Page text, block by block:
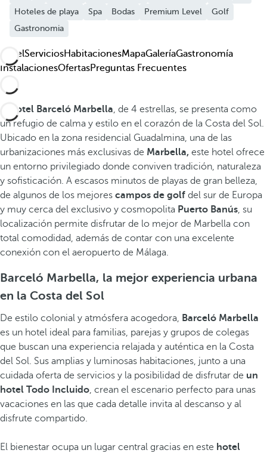
Hoteles de playa
Spa Bodas Premium Level
Golf
Gastronomia
HotelServiciosHabitacionesMapaGaleríaGastronomía
InstalacionesOfertasPreguntas Frecuentes
hotel Barceló Marbella, de 4 estrellas, se presenta como
un refugio de calma y estilo en el corazón de la Costa del Sol.
Ubicado en la zona residencial Guadalmina, una de las
urbanizaciones más exclusivas de Marbella, este hotel ofrece
un entorno privilegiado donde conviven tradición, naturaleza
y sofisticación. A escasos minutos de playas de gran belleza,
de algunos de los mejores campos de golf del sur de Europa
y muy cerca del exclusivo y cosmopolita Puerto Banús, su
localización permite disfrutar de lo mejor de Marbella con
total comodidad, además de contar con una excelente
conexión con el aeropuerto de Málaga.
Barceló Marbella, la mejor experiencia urbana
en la Costa del Sol
De estilo colonial y atmósfera acogedora, Barceló Marbella
es un hotel ideal para familias, parejas y grupos de colegas
que buscan una experiencia relajada y auténtica en la Costa
del Sol. Sus amplias y luminosas habitaciones, junto a una
cuidada oferta de servicios y la posibilidad de disfrutar de un
hotel Todo Incluido, crean el escenario perfecto para unas
vacaciones en las que cada detalle invita al descanso y al
disfrute compartido.
El bienestar ocupa un lugar central gracias en este hotel